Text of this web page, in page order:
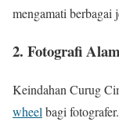
mengamati berbagai
2. Fotografi Alam
Keindahan Curug
wheel bagi